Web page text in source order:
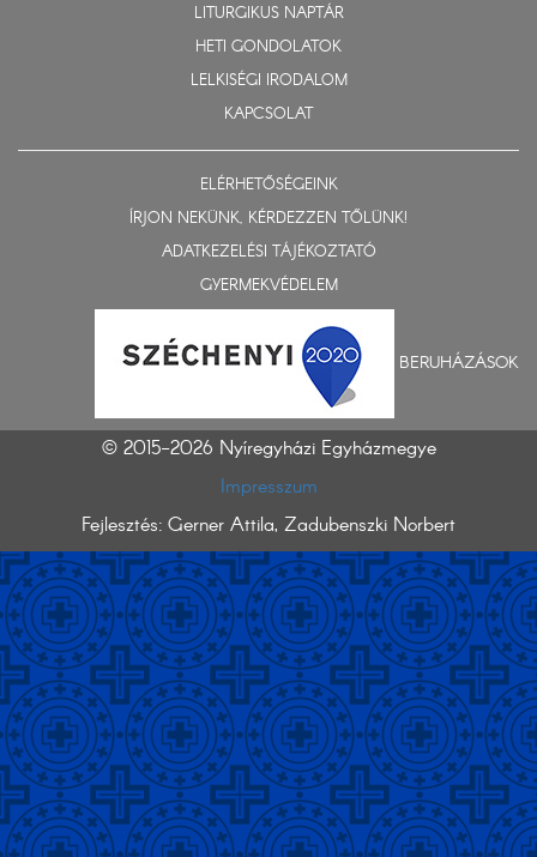
LITURGIKUS NAPTÁR
HETI GONDOLATOK
LELKISÉGI IRODALOM
KAPCSOLAT
ELÉRHETŐSÉGEINK
ÍRJON NEKÜNK, KÉRDEZZEN TŐLÜNK!
ADATKEZELÉSI TÁJÉKOZTATÓ
GYERMEKVÉDELEM
BERUHÁZÁSOK
© 2015-2026 Nyíregyházi Egyházmegye
Impresszum
Fejlesztés: Gerner Attila, Zadubenszki Norbert